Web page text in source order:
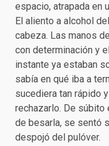
espacio, atrapada en
El aliento a alcohol
cabeza. Las manos
con determinación y
instante ya estaban
sabía en qué iba a
sucediera tan rápido
rechazarlo. De súbito
de besarla, se sentó
despojó del pulóver.